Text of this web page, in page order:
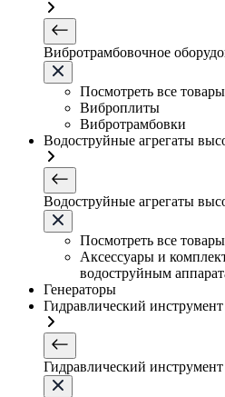
Вибротрамбовочное
Посмотреть все товары
Виброплиты
Вибротрамбовки
Водоструйные агрегаты
Водоструйные агрегаты
Посмотреть все товары
Аксессуары и
водоструйным
Генераторы
Гидравлический инструмент
Гидравлический инструмент